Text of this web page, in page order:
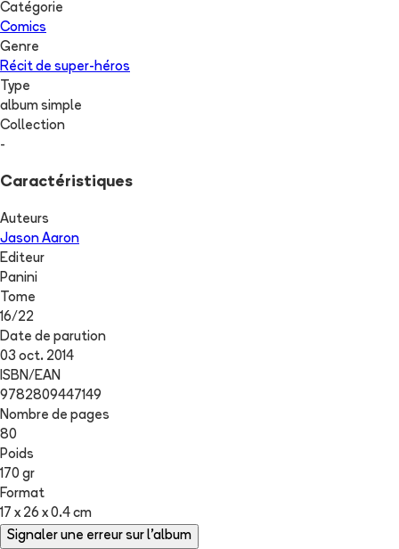
Catégorie
Comics
Genre
Récit de super-héros
Type
album simple
Collection
-
Caractéristiques
Auteurs
Jason Aaron
Editeur
Panini
Tome
16/22
Date de parution
03 oct. 2014
ISBN/EAN
9782809447149
Nombre de pages
80
Poids
170 gr
Format
17 x 26 x 0.4 cm
Signaler une erreur sur l'album